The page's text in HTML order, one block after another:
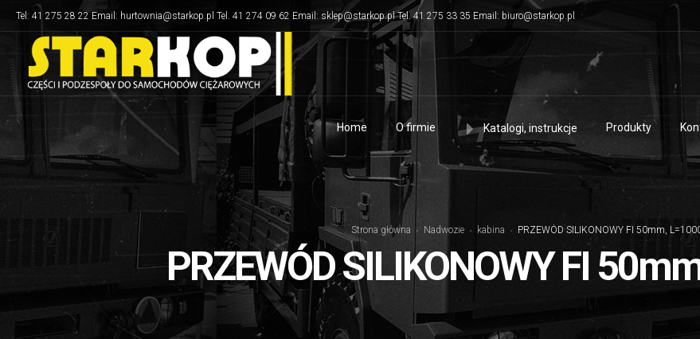
Tel: 41 275 28 22 Email: hurtownia@starkop.pl Tel. 41 274 09 62 Email: sklep@starkop.pl Tel. 41 275 33 35 Email: biuro@starkop.pl
Home O firmie Katalogi, instrukcje Produkty
Strona główna Nadwozie kabina PRZEWÓD SILIKONOWY FI 50mm,
PRZEWÓD SILIKONOWY FI